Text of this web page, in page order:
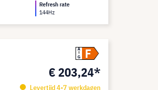
Refresh rate
144Hz
A
G
F
€ 203,24*
Levertijd 4-7 werkdagen